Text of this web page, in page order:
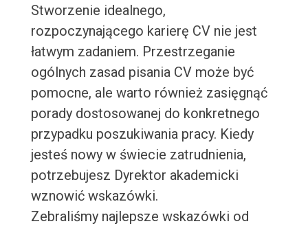
Stworzenie idealnego,
rozpoczynającego karierę CV nie jest
łatwym zadaniem. Przestrzeganie
ogólnych zasad pisania CV może być
pomocne, ale warto również zasięgnąć
porady dostosowanej do konkretnego
przypadku poszukiwania pracy. Kiedy
jesteś nowy w świecie zatrudnienia,
potrzebujesz Dyrektor akademicki
wznowić wskazówki.
Zebraliśmy najlepsze wskazówki od